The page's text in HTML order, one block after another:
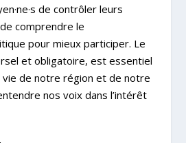
de contrôler leurs
de comprendre le
pour mieux participer. Le
et obligatoire, est essentiel
vie de notre région et de notre
nos voix dans l’intérêt